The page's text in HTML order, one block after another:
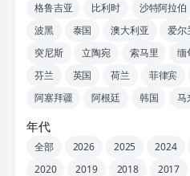
格鲁吉亚
比利时 沙特阿拉伯
波黑
泰国 澳大利亚 爱尔
突尼斯
立陶宛 索马里 缅
芬兰
英国 荷兰 菲律宾
阿塞拜疆
阿根廷 韩国 马
年代
全部 2026 2025 2024
2020
2019 2018 2017